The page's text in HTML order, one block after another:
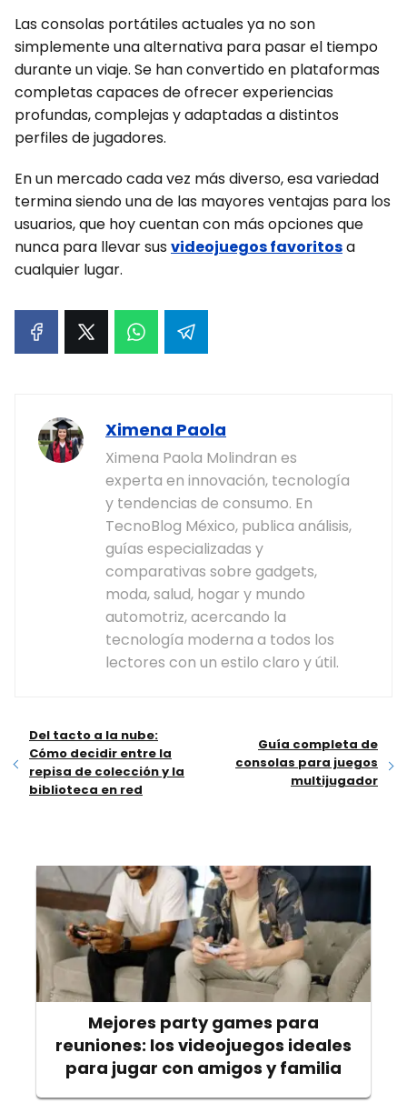
Las consolas portátiles actuales ya no son
simplemente una alternativa para pasar el tiempo
durante un viaje. Se han convertido en plataformas
completas capaces de ofrecer experiencias
profundas, complejas y adaptadas a distintos
perfiles de jugadores.
En un mercado cada vez más diverso, esa variedad
termina siendo una de las mayores ventajas para los
usuarios, que hoy cuentan con más opciones que
nunca para llevar susvideojuegos favoritosa
cualquier lugar.
Ximena Paola
Ximena Paola Molindran es
experta en innovación, tecnología
y tendencias de consumo. En
TecnoBlog México, publica análisis,
guías especializadas y
comparativas sobre gadgets,
moda, salud, hogar y mundo
automotriz, acercando la
tecnología moderna a todos los
lectores con un estilo claro y útil.
Del tacto a la nube:
Cómo decidir entre la
repisa de colección y la
biblioteca en red
Guía completa de
consolas para juegos
multijugador
Mejores party games para
reuniones: los videojuegos ideales
para jugar con amigos y familia